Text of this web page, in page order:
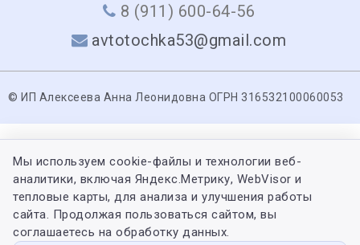
8 (911) 600-64-56
avtotochka53@gmail.com
© ИП Алексеева Анна Леонидовна ОГРН 316532100060053
Мы используем cookie-файлы и технологии веб-
аналитики, включая Яндекс.Метрику, WebVisor и
тепловые карты, для анализа и улучшения работы
сайта. Продолжая пользоваться сайтом, вы
соглашаетесь на обработку данных.